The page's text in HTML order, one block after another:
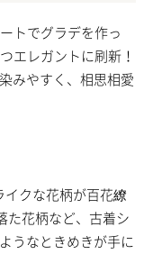
トでグラデを作っ
エレガントに刷新！
みやすく、相思相愛
クな花柄が百花繚
花柄など、古着シ
うなときめきが手に